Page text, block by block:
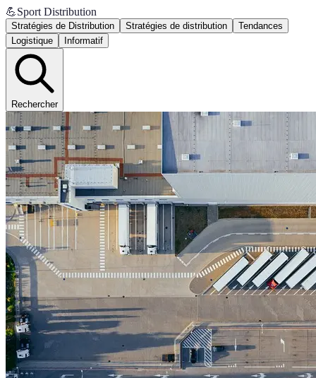
💪Sport Distribution
Stratégies de Distribution Stratégies de distribution
Tendances
Logistique
Informatif
Rechercher